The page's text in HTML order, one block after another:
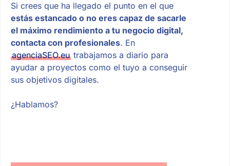
Si crees que ha llegado el punto en el que
estás estancado o no eres capaz de sacarle
el máximo rendimiento a tu negocio digital,
contacta con profesionales. En
agenciaSEO.eutrabajamos a diario para
ayudar a proyectos como el tuyo a conseguir
sus objetivos digitales.
¿Hablamos?